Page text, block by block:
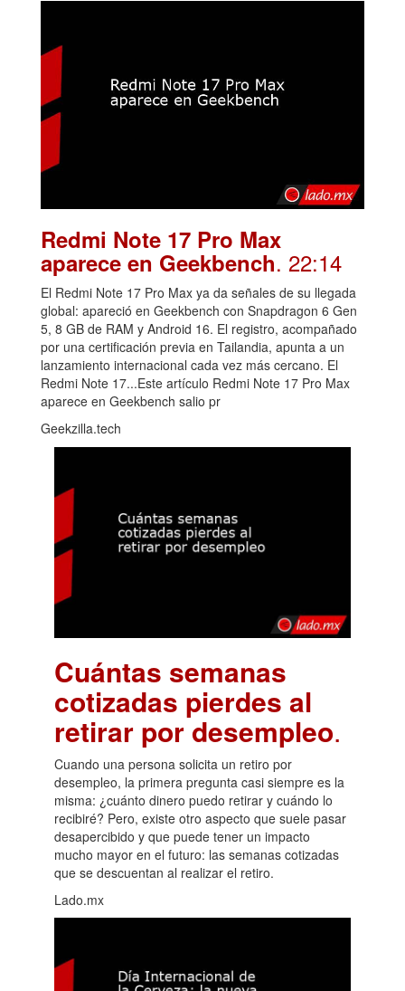
Redmi Note 17 Pro Max
aparece en Geekbench. 22:14
El Redmi Note 17 Pro Max ya da señales de su llegada
global: apareció en Geekbench con Snapdragon 6 Gen
5, 8 GB de RAM y Android 16. El registro, acompañado
por una certificación previa en Tailandia, apunta a un
lanzamiento internacional cada vez más cercano. El
Redmi Note 17...Este artículo Redmi Note 17 Pro Max
aparece en Geekbench salio pr
Geekzilla.tech
Cuántas semanas
cotizadas pierdes al
retirar por desempleo.
Cuando una persona solicita un retiro por
desempleo, la primera pregunta casi siempre es la
misma: ¿cuánto dinero puedo retirar y cuándo lo
recibiré? Pero, existe otro aspecto que suele pasar
desapercibido y que puede tener un impacto
mucho mayor en el futuro: las semanas cotizadas
que se descuentan al realizar el retiro.
Lado.mx